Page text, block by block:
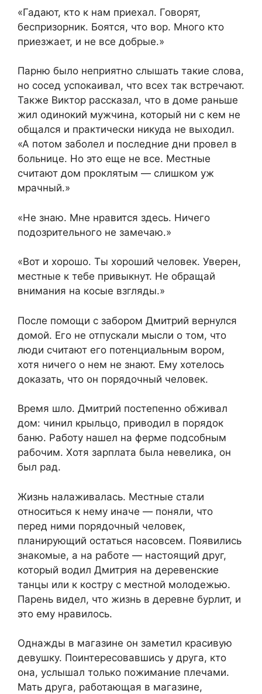
«Гадают, кто к нам приехал. Говорят,
беспризорник. Боятся, что вор. Много кто
приезжает, и не все добрые.»
Парню было неприятно слышать такие слова,
но сосед успокаивал, что всех так встречают.
Также Виктор рассказал, что в доме раньше
жил одинокий мужчина, который ни с кем не
общался и практически никуда не выходил.
«А потом заболел и последние дни провел в
больнице. Но это еще не все. Местные
считают дом проклятым — слишком уж
мрачный.»
«Не знаю. Мне нравится здесь. Ничего
подозрительного не замечаю.»
«Вот и хорошо. Ты хороший человек. Уверен,
местные к тебе привыкнут. Не обращай
внимания на косые взгляды.»
После помощи с забором Дмитрий вернулся
домой. Его не отпускали мысли о том, что
люди считают его потенциальным вором,
хотя ничего о нем не знают. Ему хотелось
доказать, что он порядочный человек.
Время шло. Дмитрий постепенно обживал
дом: чинил крыльцо, приводил в порядок
баню. Работу нашел на ферме подсобным
рабочим. Хотя зарплата была невелика, он
был рад.
Жизнь налаживалась. Местные стали
относиться к нему иначе — поняли, что
перед ними порядочный человек,
планирующий остаться насовсем. Появились
знакомые, а на работе — настоящий друг,
который водил Дмитрия на деревенские
танцы или к костру с местной молодежью.
Парень видел, что жизнь в деревне бурлит, и
это ему нравилось.
Однажды в магазине он заметил красивую
девушку. Поинтересовавшись у друга, кто
она, услышал только пожимание плечами.
Мать друга, работающая в магазине,